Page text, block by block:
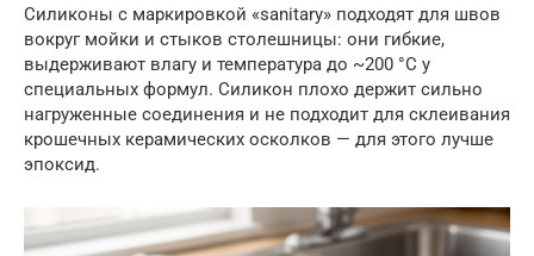
Силиконы с маркировкой «sanitary» подходят для швов
вокруг мойки и стыков столешницы: они гибкие,
выдерживают влагу и температура до ~200 °C у
специальных формул. Силикон плохо держит сильно
нагруженные соединения и не подходит для склеивания
крошечных керамических осколков — для этого лучше
эпоксид.